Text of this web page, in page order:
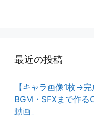
最近の投稿
【キャラ画像1枚→
BGM・SFXまで作る
動画」